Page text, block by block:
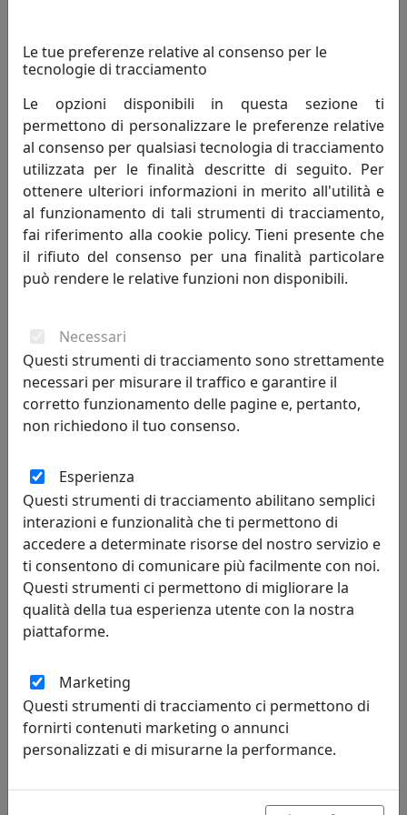
I pagamenti tramite carta di credito viaggiano su
protocollo SSL che garantisce la forma più alta di
offerte
a tempo
Ciascuna offerta riporta una data di scadenza. Gli
acquisti eseguiti entro la data prevista sono
sempre garantiti.
spedizioni
tracciate
I nostri corrieri garantiscono la tracciatura delle
domicilio nei tempi indicati.
tempi di
consegna
In genere sono necessari dai 7 ai 21 giorni per la
confezione della merce e la consegna su tutto il
certificati
garanzia
Per garantirti prodotti a norma, ti consegnamo la
Le tue preferenze relative al consenso per le
tecnologie di tracciamento
Le opzioni disponibili in questa sezione ti
permettono di personalizzare le preferenze relative
al consenso per qualsiasi tecnologia di tracciamento
utilizzata per le finalità descritte di seguito. Per
ottenere ulteriori informazioni in merito all'utilità e
al funzionamento di tali strumenti di tracciamento,
fai riferimento alla cookie policy. Tieni presente che
il rifiuto del consenso per una finalità particolare
può rendere le relative funzioni non disponibili.
Necessari
Questi strumenti di tracciamento sono strettamente
necessari per misurare il traffico e garantire il
corretto funzionamento delle pagine e, pertanto,
non richiedono il tuo consenso.
Esperienza
Questi strumenti di tracciamento abilitano semplici
interazioni e funzionalità che ti permettono di
accedere a determinate risorse del nostro servizio e
ti consentono di comunicare più facilmente con noi.
Questi strumenti ci permettono di migliorare la
qualità della tua esperienza utente con la nostra
piattaforme.
Marketing
Questi strumenti di tracciamento ci permettono di
fornirti contenuti marketing o annunci
personalizzati e di misurarne la performance.